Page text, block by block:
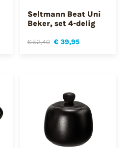
Seltmann Beat Uni
Beker, set 4-delig
€ 52,40 € 39,95